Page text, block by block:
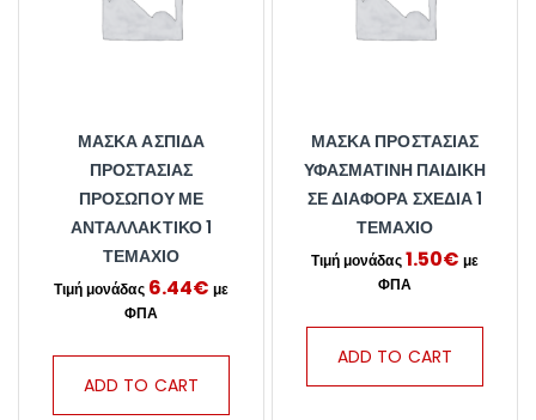
ΜΆΣΚΑ ΑΣΠΊΔΑ
ΠΡΟΣΤΑΣΊΑΣ
ΠΡΟΣΏΠΟΥ ΜΕ
ΑΝΤΑΛΛΑΚΤΙΚΌ 1
ΤΕΜΆΧΙΟ
6.44€
ADD TO CART
ΜΆΣΚΑ ΠΡΟΣΤΑΣΊΑΣ
ΥΦΑΣΜΆΤΙΝΗ ΠΑΙΔΙΚΉ
ΣΕ ΔΙΆΦΟΡΑ ΣΧΈΔΙΑ 1
ΤΕΜΆΧΙΟ
1.50€
ADD TO CART